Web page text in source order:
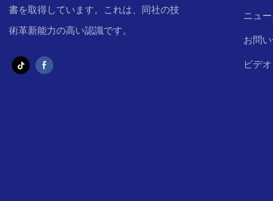
書を取得しています。これは、同社の技
術革新能力の高い認識です。
ニュ
お問
ビデオ